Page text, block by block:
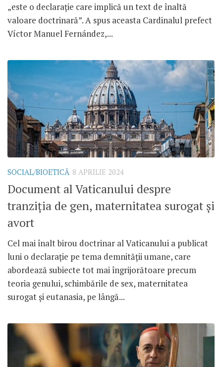
„este o declarație care implică un text de înaltă
valoare doctrinară”. A spus aceasta Cardinalul prefect
Víctor Manuel Fernández,...
SOCIAL/BIOETICĂ 8 APRILIE 2024
Document al Vaticanului despre
tranziția de gen, maternitatea surogat și
avort
Cel mai înalt birou doctrinar al Vaticanului a publicat
luni o declarație pe tema demnității umane, care
abordează subiecte tot mai îngrijorătoare precum
teoria genului, schimbările de sex, maternitatea
surogat și eutanasia, pe lângă...